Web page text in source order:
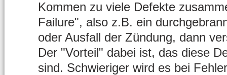
Kommen zu viele Defekte
Failure", also z.B. ein
oder Ausfall der Zündung, dann
Der "Vorteil" dabei ist, das diese
sind. Schwieriger wird es bei